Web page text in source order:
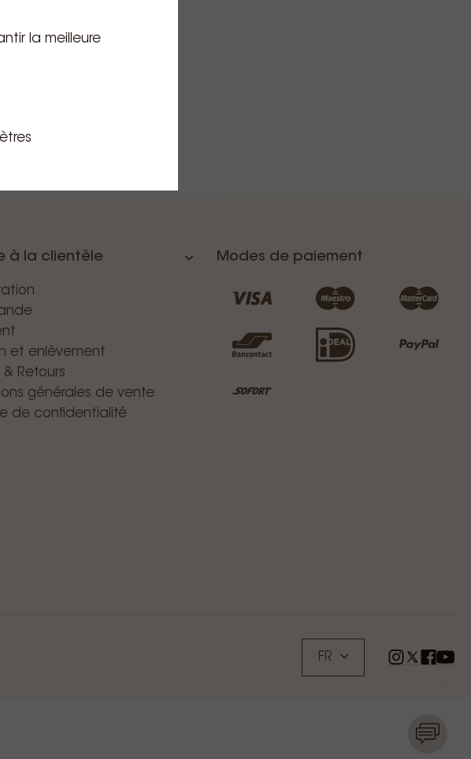
à la clientèle
et enlèvement
& Retours
générales de vente
de confidentialité
Modes de paiement
FR
la meilleure